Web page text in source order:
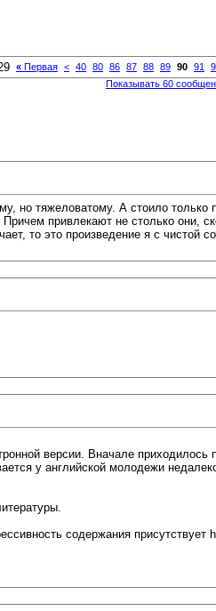
« Первая < 40 80 86 87 88 89 90 91
Показывать 60
но тяжеловатому. А стоило только
привлекают не столько они,
то это произведение я с чистой
версии. Вначале приходилось
у английской молодежи
содержания присутствует